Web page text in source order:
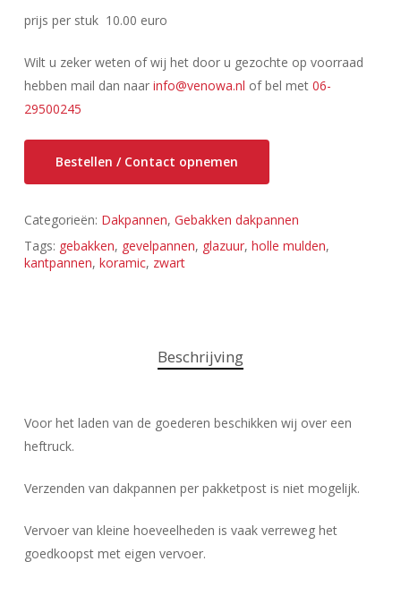
prijs per stuk 10.00 euro
Wilt u zeker weten of wij het door u gezochte op voorraad
hebben mail dan naar info@venowa.nl of bel met 06-
29500245
Bestellen / Contact opnemen
Categorieën: Dakpannen, Gebakken dakpannen
Tags: gebakken, gevelpannen, glazuur, holle mulden,
kantpannen, koramic, zwart
Beschrijving
Voor het laden van de goederen beschikken wij over een
heftruck.
Verzenden van dakpannen per pakketpost is niet mogelijk.
Vervoer van kleine hoeveelheden is vaak verreweg het
goedkoopst met eigen vervoer.